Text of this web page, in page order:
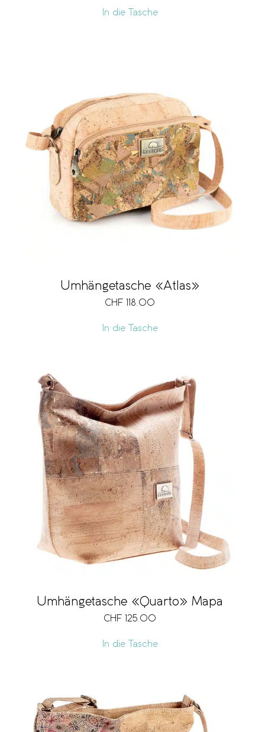
In die Tasche
Umhängetasche «Atlas»
CHF 118.00
In die Tasche
Umhängetasche «Quarto» Mapa
CHF 125.00
In die Tasche